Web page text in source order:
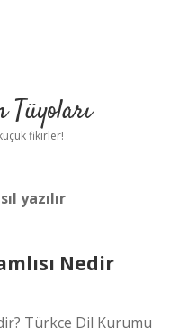
Tüyoları
fikirler!
yazılır
Nedir
Türkçe Dil Kurumu